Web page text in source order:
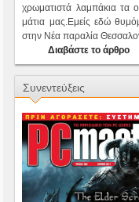
χρωματιστά λαμπάκια τα
μάτια μας.Εμείς εδώ
στην Νέα παραλία
Διαβάστε το άρθρο
Συνεντεύξεις